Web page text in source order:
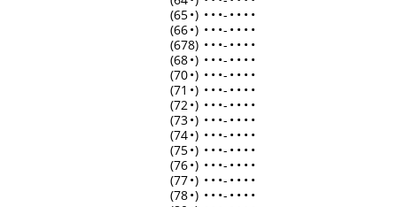
(65•) • • •- • • • •
(66•) • • •- • • • •
(678) • • •- • • • •
(68•) • • •- • • • •
(70•) • • •- • • • •
(71 •) • • •- • • • •
(72•) • • •- • • • •
(73•) • • •- • • • •
(74•) • • •- • • • •
(75•) • • •- • • • •
(76•) • • •- • • • •
(77•) • • •- • • • •
(78•) • • •- • • • •